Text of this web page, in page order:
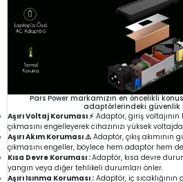
Pars Power markamızın en öncelikli
adaptörlerindeki güvenlik
Aşırı Voltaj Koruması ⚡ Adaptör, giriş
çıkmasını engelleyerek cihazınızı yüksek
Aşırı Akım Koruması ⚠️Adaptör, çıkış akımının
çıkmasını engeller, böylece hem adaptör hem
Kısa Devre Koruması :Adaptör, kısa devre
yangın veya diğer tehlikeli durumları önler.
Aşırı Isınma Koruması : Adaptör, iç